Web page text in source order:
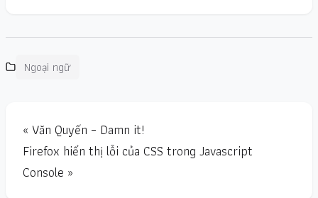
Ngoại ngữ
« Văn Quyến – Damn it!
Firefox hiển thị lỗi của CSS trong Javascript
Console »